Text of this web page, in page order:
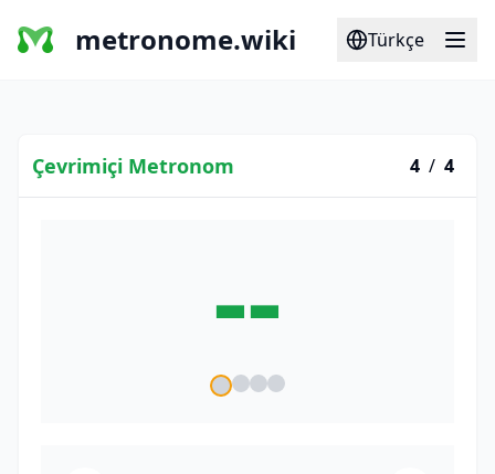
metronome.wiki Türkçe
Çevrimiçi Metronom 4 / 4
--